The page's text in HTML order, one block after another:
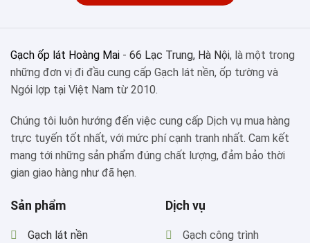
Gạch ốp lát Hoàng Mai - 66 Lạc Trung, Hà Nội, là một trong
những đơn vị đi đầu cung cấp Gạch lát nền, ốp tường và
Ngói lợp tại Việt Nam từ 2010.
Chúng tôi luôn hướng đến việc cung cấp Dịch vụ mua hàng
trực tuyến tốt nhất, với mức phí cạnh tranh nhất. Cam kết
mang tới những sản phẩm đúng chất lượng, đảm bảo thời
gian giao hàng như đã hẹn.
Sản phẩm
Gạch lát nền
Dịch vụ
Gạch công trình